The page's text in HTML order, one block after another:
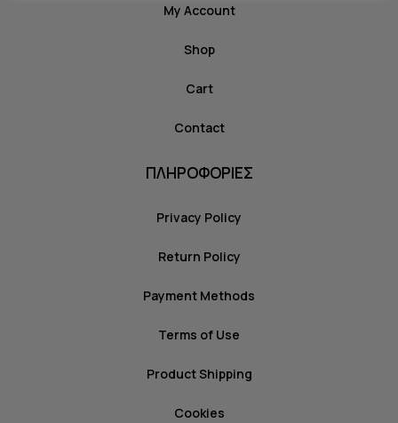
My Account
Shop
Cart
Contact
ΠΛΗΡΟΦΟΡΙΕΣ
Privacy Policy
Return Policy
Payment Methods
Terms of Use
Product Shipping
Cookies